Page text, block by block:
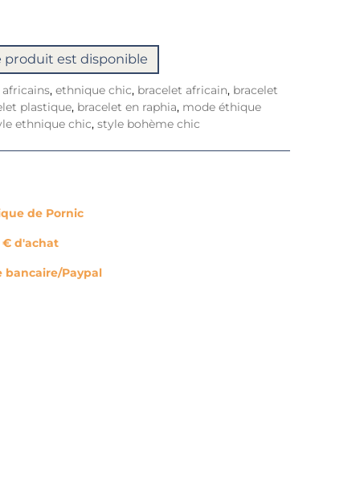
produit est disponible
, ethnique chic, bracelet africain, bracelet
plastique, bracelet en raphia, mode éthique
ethnique chic, style bohème chic
de Pornic
€ d'achat
bancaire/Paypal